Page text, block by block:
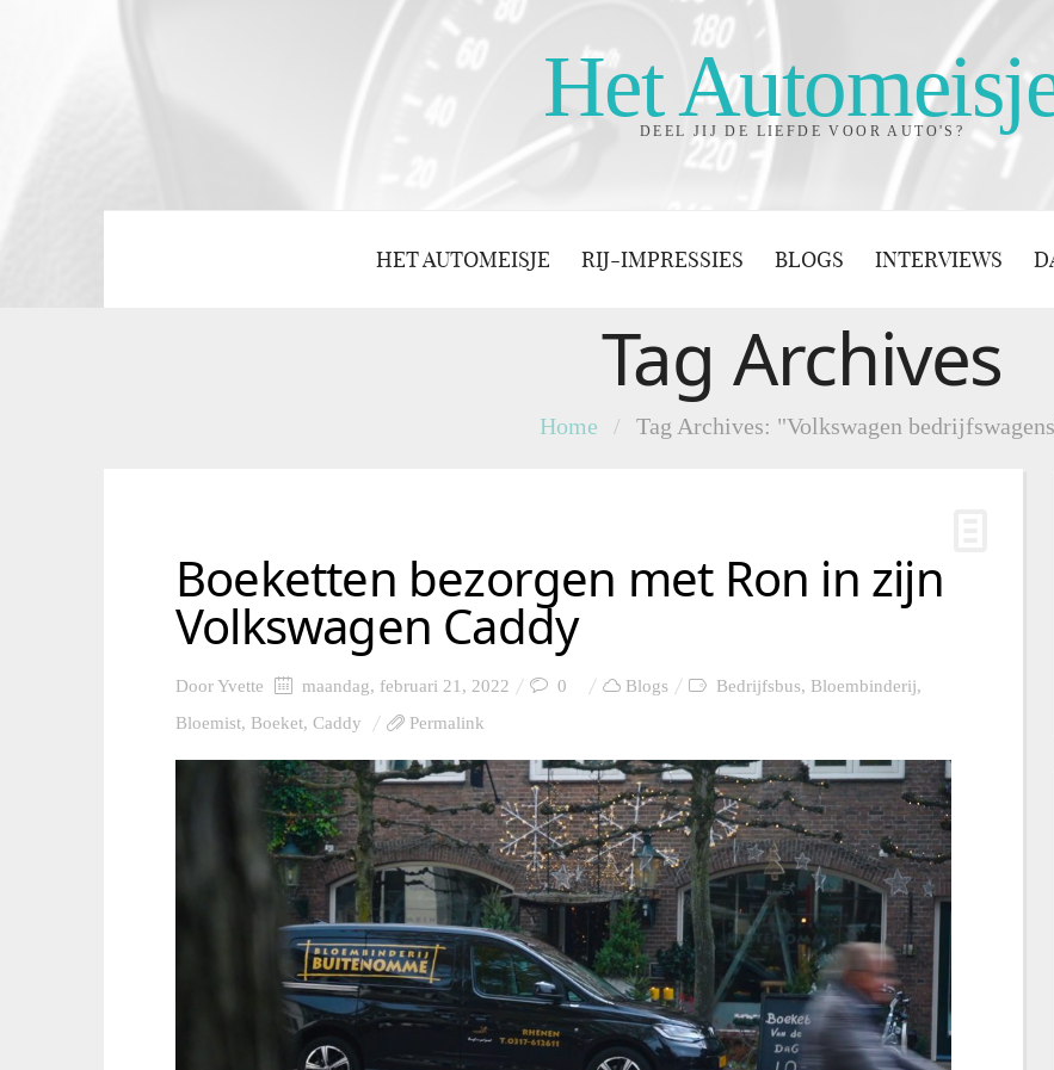
HetDEEL JIJ DE LIEFDE VOOR AUTO'S?
HET AUTOMEISJE RIJ-IMPRESSIES BLOGS INTERVIEWS
Tag Archives
Home / Tag Archives: "Volkswagen
Boeketten bezorgen met Ron in zijn
Volkswagen Caddy
DoorYvette maandag, februari 21, 2022 0 Blogs Bedrijfsbus, Bloembinderij,
Bloemist, Boeket, Caddy Permalink